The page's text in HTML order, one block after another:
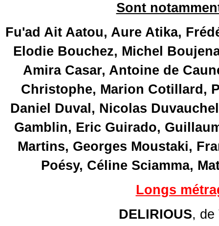
Sont
Fu'ad Ait Aatou, Aure Atika,
Elodie Bouchez, Michel
Amira Casar, Antoine de
Christophe, Marion Cotillard,
Daniel Duval, Nicolas
Gamblin, Eric Guirado,
Martins, Georges Moustaki,
Poésy, Céline Sciamma,
Longs
DELIRIOUS, de